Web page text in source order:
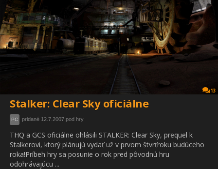
13
Stalker: Clear Sky oficiálne
PC pridané 12.7.2007 pod hry
THQ a GCS oficiálne ohlásili STALKER: Clear Sky, prequel k
Stalkerovi, ktorý plánujú vydať už v prvom štvrťroku budúceho
roka!Príbeh hry sa posunie o rok pred pôvodnú hru
odohrávajúcu ...